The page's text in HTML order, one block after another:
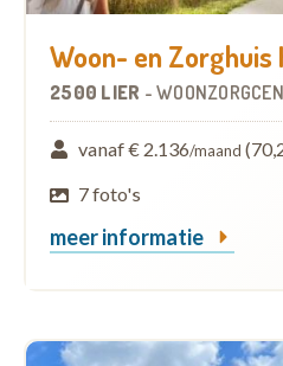
Woon- en Zorghuis
2500 LIER -
vanaf € 2.136/maand
7 foto's
meer informatie